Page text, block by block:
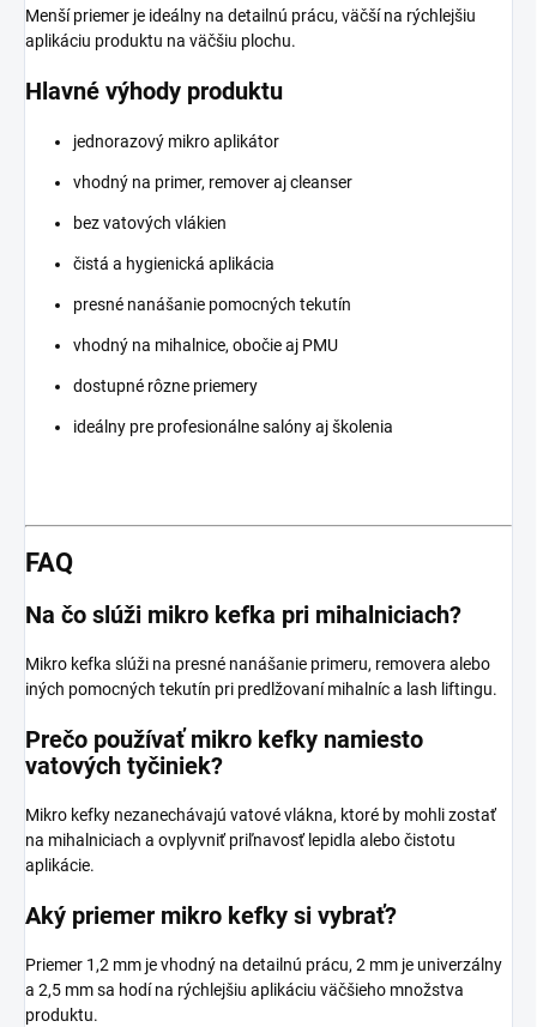
Menší priemer je ideálny na detailnú prácu, väčší na rýchlejšiu
aplikáciu produktu na väčšiu plochu.
Hlavné výhody produktu
jednorazový mikro aplikátor
vhodný na primer, remover aj cleanser
bez vatových vlákien
čistá a hygienická aplikácia
presné nanášanie pomocných tekutín
vhodný na mihalnice, obočie aj PMU
dostupné rôzne priemery
ideálny pre profesionálne salóny aj školenia
FAQ
Na čo slúži mikro kefka pri mihalniciach?
Mikro kefka slúži na presné nanášanie primeru, removera alebo
iných pomocných tekutín pri predlžovaní mihalníc a lash liftingu.
Prečo používať mikro kefky namiesto
vatových tyčiniek?
Mikro kefky nezanechávajú vatové vlákna, ktoré by mohli zostať
na mihalniciach a ovplyvniť priľnavosť lepidla alebo čistotu
aplikácie.
Aký priemer mikro kefky si vybrať?
Priemer 1,2 mm je vhodný na detailnú prácu, 2 mm je univerzálny
a 2,5 mm sa hodí na rýchlejšiu aplikáciu väčšieho množstva
produktu.